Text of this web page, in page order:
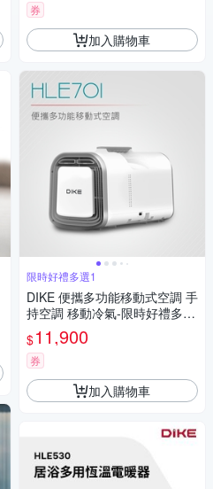
券
加入購物車
限時好禮多選1
DIKE 便攜多功能移動式空調 手
持空調 移動冷氣-限時好禮多選
$11,900
券
加入購物車